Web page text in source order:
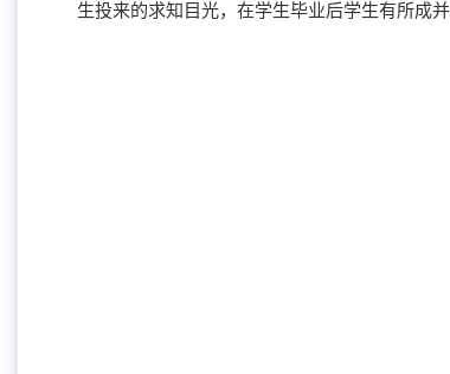
生投来的求知目光，在学生毕业后学生有所成